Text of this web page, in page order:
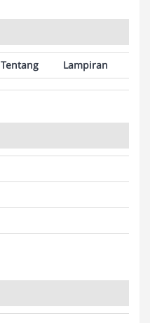
Tentang Lampiran